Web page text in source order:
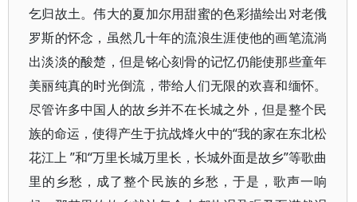
乞归故土。伟大的夏加尔用甜蜜的色彩描绘出对老俄
罗斯的怀念，虽然几十年的流浪生涯使他的画笔流淌
出淡淡的酸楚，但是铭心刻骨的记忆仍能使那些童年
美丽纯真的时光倒流，带给人们无限的欢喜和缅怀。
尽管许多中国人的故乡并不在长城之外，但是整个民
族的命运，使得产生于抗战烽火中的“我的家在东北松
花江上 ”和“万里长城万里长，长城外面是故乡”等歌曲
里的乡愁，成了整个民族的乡愁，于是，歌声一响